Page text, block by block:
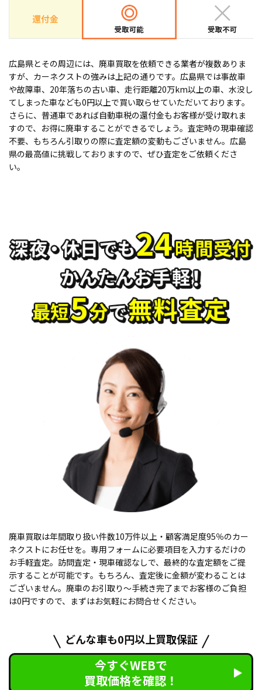
広島県とその周辺には、廃車買取を依頼できる業者が複数ありま
すが、カーネクストの強みは上記の通りです。広島県では事故車
や故障車、20年落ちの古い車、走行距離20万km以上の車、水没し
てしまった車なども0円以上で買い取らせていただいております。
さらに、普通車であれば自動車税の還付金もお客様が受け取れま
すので、お得に廃車することができるでしょう。査定時の現車確認
不要、もちろん引取りの際に査定額の変動もございません。広島
県の最高値に挑戦しておりますので、ぜひ査定をご依頼くださ
い。
廃車買取は年間取り扱い件数10万件以上・顧客満足度95％のカー
ネクストにお任せを。専用フォームに必要項目を入力するだけの
お手軽査定。訪問査定・現車確認なしで、最終的な査定額をご提
示することが可能です。もちろん、査定後に金額が変わることは
ございません。廃車のお引取り〜手続き完了までお客様のご負担
は0円ですので、まずはお気軽にお問合せください。
どんな車も0円以上買取保証
今すぐWEBで
買取価格を確認！